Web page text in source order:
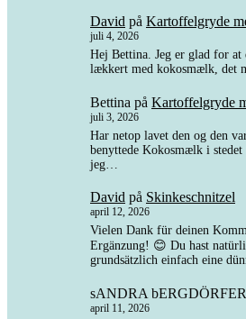
David på Kartoffelgryde
juli 4, 2026
Hej Bettina. Jeg er glad for
lækkert med kokosmælk, det
Bettina på Kartoffelgryde
juli 3, 2026
Har netop lavet den og den
benyttede Kokosmælk i
jeg…
David på Skinkeschnitzel
april 12, 2026
Vielen Dank für deinen
Ergänzung! 😊 Du hast
grundsätzlich einfach eine
sANDRA bERGDÖRFER
april 11, 2026